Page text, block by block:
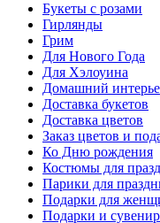
Букеты с розами
Гирлянды
Грим
Для Нового Года
Для Хэлоуина
Домашний
Доставка букетов
Доставка цветов
Заказ цветов и
Ко Дню рождения
Костюмы для
Парики для
Подарки для
Подарки и